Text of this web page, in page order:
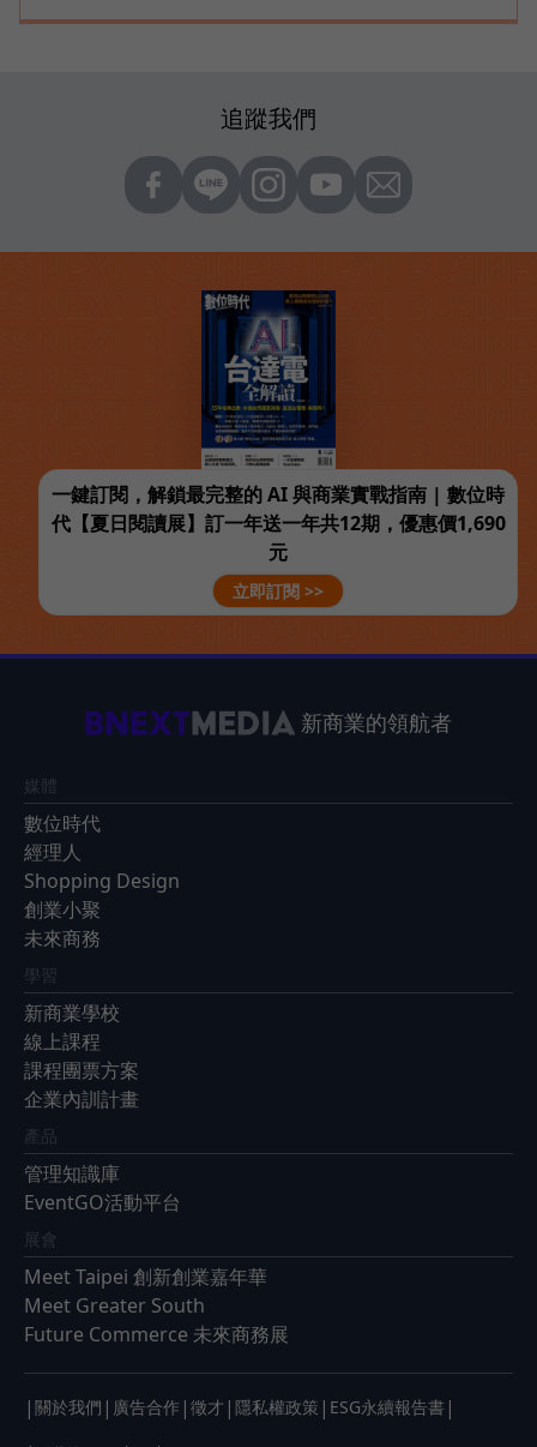
追蹤我們
一鍵訂閱，解鎖最完整的 AI 與商業實戰指南 | 數位時
代【夏日閱讀展】訂一年送一年共12期，優惠價1,690
元
立即訂閱 >>
新商業的領航者
媒體
數位時代
經理人
Shopping Design
創業小聚
未來商務
學習
新商業學校
線上課程
課程團票方案
企業內訓計畫
產品
管理知識庫
EventGO活動平台
展會
Meet Taipei 創新創業嘉年華
Meet Greater South
Future Commerce 未來商務展
| 關於我們 | 廣告合作 | 徵才 | 隱私權政策 | ESG永續報告書 |